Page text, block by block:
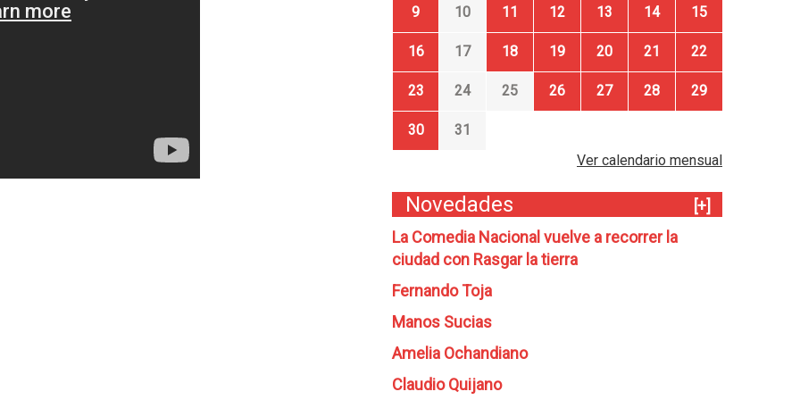
9 10 11 12 13 14 15
16 17 18 19 20 21 22
23 24 25 26 27 28 29
30
31
Ver calendario mensual
Novedades
[+]
La Comedia Nacional vuelve a recorrer la
ciudad con Rasgar la tierra
Fernando Toja
Manos Sucias
Amelia Ochandiano
Claudio Quijano